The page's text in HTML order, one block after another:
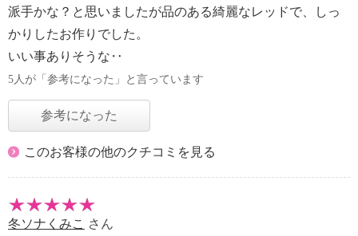
派手かな？と思いましたが品のある綺麗なレッドで、しっ
かりしたお作りでした。
いい事ありそうな‥
5人が「参考になった」と言っています
参考になった
このお客様の他のクチコミを見る
冬ソナくみこ さん